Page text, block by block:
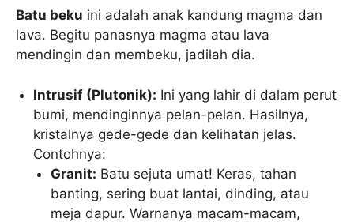
Batu beku ini adalah anak kandung magma dan
lava. Begitu panasnya magma atau lava
mendingin dan membeku, jadilah dia.
Intrusif (Plutonik): Ini yang lahir di dalam perut
bumi, mendinginnya pelan-pelan. Hasilnya,
kristalnya gede-gede dan kelihatan jelas.
Contohnya:
Granit: Batu sejuta umat! Keras, tahan
banting, sering buat lantai, dinding, atau
meja dapur. Warnanya macam-macam,